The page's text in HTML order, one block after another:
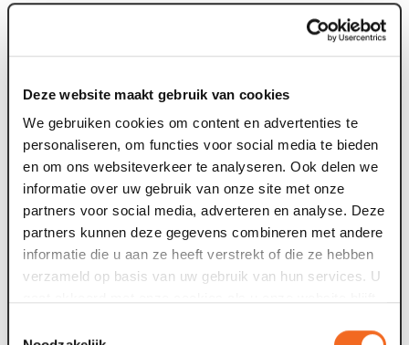
Deze website maakt gebruik van cookies
We gebruiken cookies om content en advertenties te
personaliseren, om functies voor social media te bieden
en om ons websiteverkeer te analyseren. Ook delen we
informatie over uw gebruik van onze site met onze
partners voor social media, adverteren en analyse. Deze
partners kunnen deze gegevens combineren met andere
informatie die u aan ze heeft verstrekt of die ze hebben
verzameld op basis van uw gebruik van hun services. U
Deze zomer: Maaspoort wordt
televisiestudio
Van dinsdag 4 tot en met zaterdag 8 augustus gebeurt er
iets bijzonders in Maaspoort. BACKSTAGE verandert vijf